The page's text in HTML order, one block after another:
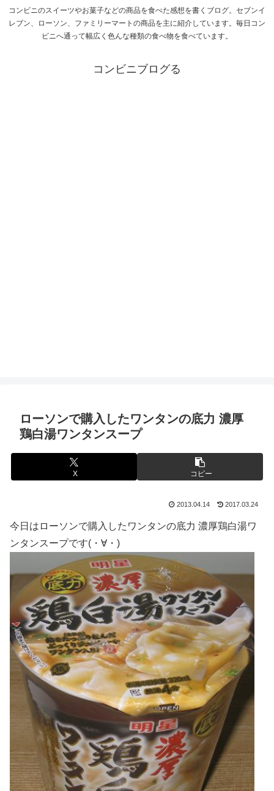
コンビニのスイーツやお菓子などの商品を食べた感想を書くブログ。セブンイ
レブン、ローソン、ファミリーマートの商品を主に紹介しています。毎日コン
ビニへ通って幅広く色んな種類の食べ物を食べています。
コンビニブログる
ローソンで購入したワンタンの底力 濃厚
鶏白湯ワンタンスープ
X コピー
2013.04.14 2017.03.24
今日はローソンで購入したワンタンの底力 濃厚鶏白湯ワ
ンタンスープです(・∀・)